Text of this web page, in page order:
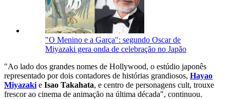
"O Menino e a Garça": segundo Oscar de
Miyazaki gera onda de celebração no Japão
"Ao lado dos grandes nomes de Hollywood, o estúdio japonês
representado por dois contadores de histórias grandiosos, Hayao
Miyazaki e Isao Takahata, e centro de personagens cult, trouxe
frescor ao cinema de animação na última década", continuou.